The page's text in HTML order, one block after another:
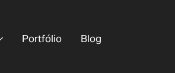
Portfólio Blog